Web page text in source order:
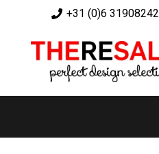
+31 (0)6 31908242